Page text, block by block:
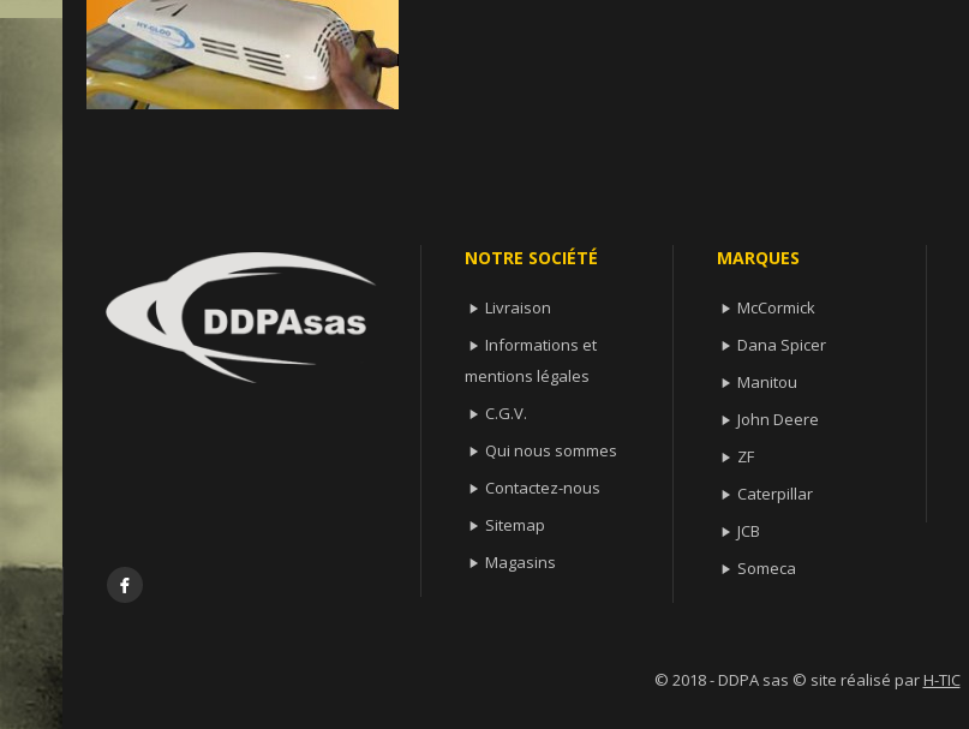
NOTRE SOCIÉTÉ
 Livraison
 Informations et
mentions légales
 C.G.V.
 Qui nous sommes
 Contactez-nous
 Sitemap
 Magasins
MARQUES
 McCormick
 Dana Spicer
 Manitou
 John Deere
 ZF
 Caterpillar
 JCB
 Someca
© 2018 - DDPA sas © site réalisé parH-TIC